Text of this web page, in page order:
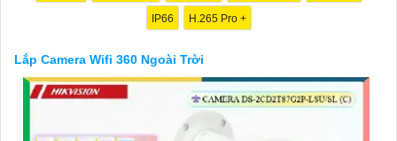
IP66 H.265 Pro +
Lắp Camera Wifi 360 Ngoài Trời